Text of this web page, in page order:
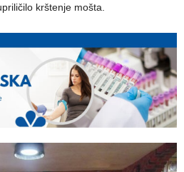
krštenje mošta.